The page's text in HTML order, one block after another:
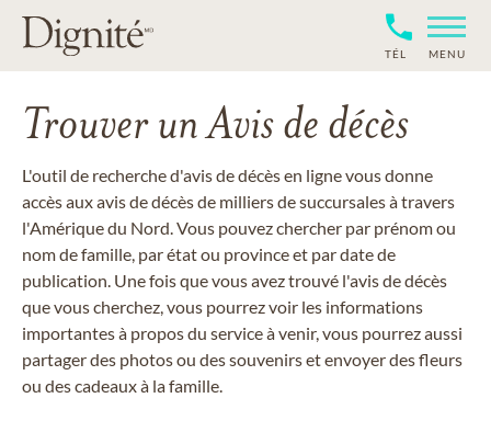
TÉL MENU
Trouver un Avis de décès
L'outil de recherche d'avis de décès en ligne vous donne
accès aux avis de décès de milliers de succursales à travers
l'Amérique du Nord. Vous pouvez chercher par prénom ou
nom de famille, par état ou province et par date de
publication. Une fois que vous avez trouvé l'avis de décès
que vous cherchez, vous pourrez voir les informations
importantes à propos du service à venir, vous pourrez aussi
partager des photos ou des souvenirs et envoyer des fleurs
ou des cadeaux à la famille.